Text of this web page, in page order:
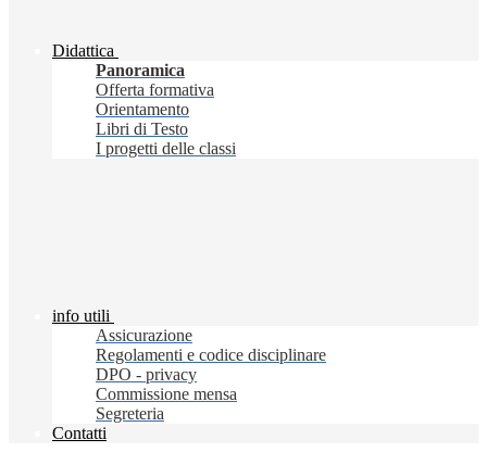
Didattica
Panoramica
Offerta formativa
Orientamento
Libri di Testo
I progetti delle classi
info utili
Assicurazione
Regolamenti e codice disciplinare
DPO - privacy
Commissione mensa
Segreteria
Contatti